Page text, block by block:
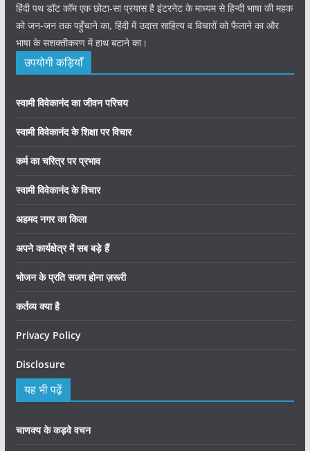
हिंदी पथ डॉट कॉम एक छोटा-सा प्रयास है इंटरनेट के माध्यम से हिन्दी भाषा की महक
को जन-जन तक पहुँचाने का, हिंदी में उदात्त साहित्य व विचारों को फैलाने का और
भाषा के सशक्तीकरण में हाथ बटाने का।
उपयोगी कड़ियाँ
स्वामी विवेकानंद का जीवन परिचय
स्वामी विवेकानंद के शिक्षा पर विचार
कर्म का चरित्र पर प्रभाव
स्वामी विवेकानंद के विचार
अहमद नगर का किला
अपने कार्यक्षेत्र में सब बड़े हैं
भोजन के प्रति सजग होना ज़रूरी
कर्तव्य क्या है
Privacy Policy
Disclosure
यह भी पढ़ें
चाणक्य के कड़वे वचन